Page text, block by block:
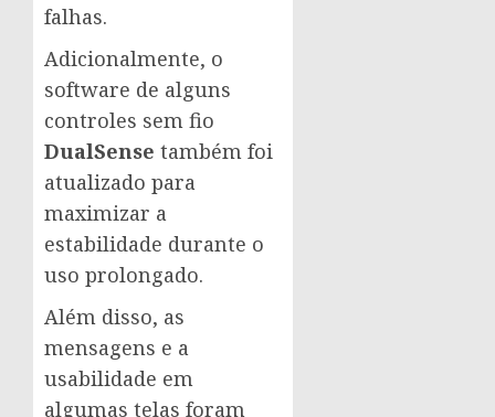
falhas.
Adicionalmente, o
software de alguns
controles sem fio
DualSense também foi
atualizado para
maximizar a
estabilidade durante o
uso prolongado.
Além disso, as
mensagens e a
usabilidade em
algumas telas foram